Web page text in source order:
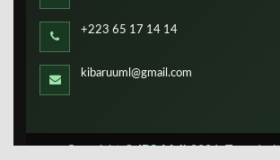
+223 65 17 14 14
kibaruuml@gmail.com